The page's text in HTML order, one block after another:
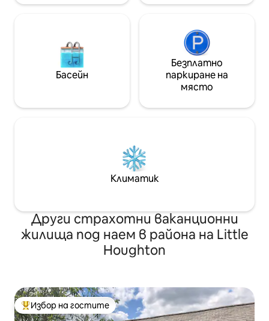
Басейн
Безплатно
паркиране на
място
Климатик
Други страхотни ваканционни
жилища под наем в района на Little
Houghton
Най-популярен избор на гостите
Избор на гостите